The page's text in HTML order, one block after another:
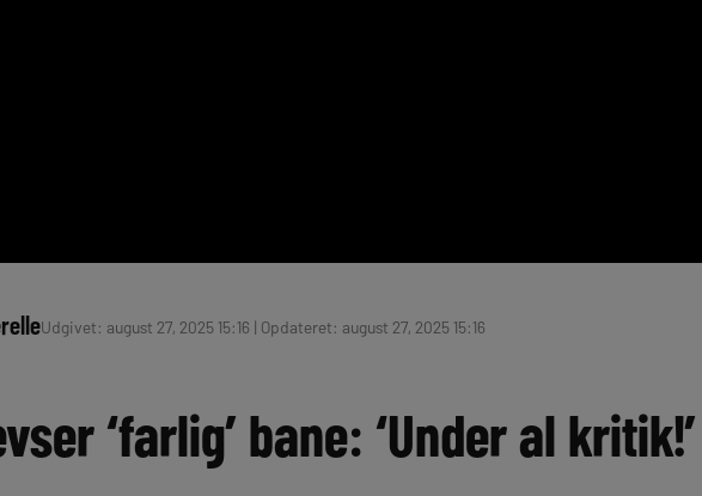
Udgivet: august 27, 2025 15:16 | Opdateret: august 27, 2025 15:16
‘farlig’ bane: ‘Under al kritik!’